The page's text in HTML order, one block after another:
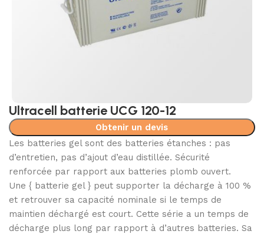
Ultracell batterie UCG 120-12
Obtenir un devis
Les batteries gel sont des batteries étanches : pas
d’entretien, pas d’ajout d’eau distillée. Sécurité
renforcée par rapport aux batteries plomb ouvert.
Une { batterie gel } peut supporter la décharge à 100 %
et retrouver sa capacité nominale si le temps de
maintien déchargé est court. Cette série a un temps de
décharge plus long par rapport à d’autres batteries. Sa